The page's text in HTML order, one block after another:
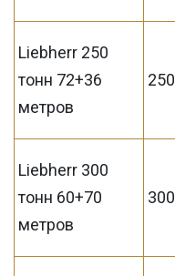
Liebherr 250
тонн 72+36
метров
Liebherr 300
тонн 60+70
метров